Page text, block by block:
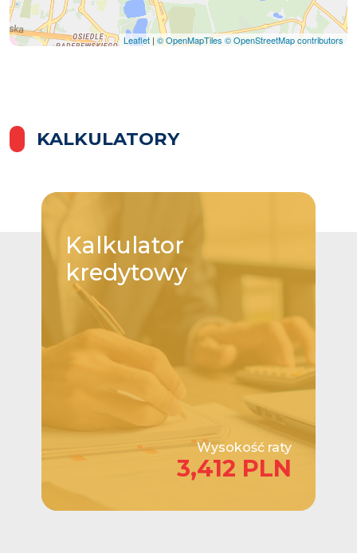
Leaflet | © OpenMapTiles© OpenStreetMap contributors
KALKULATORY
Kalkulator
kredytowy
Wysokość raty
3,412 PLN